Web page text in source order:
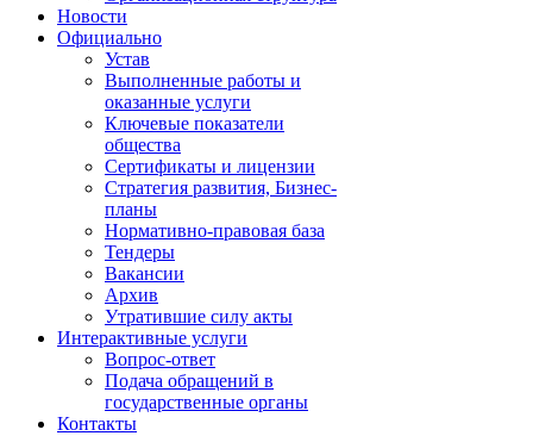
Новости
Официально
Устав
Выполненные работы и
оказанные услуги
Ключевые показатели
общества
Сертификаты и лицензии
Стратегия развития, Бизнес-
планы
Нормативно-правовая база
Тендеры
Вакансии
Архив
Утратившие силу акты
Интерактивные услуги
Вопрос-ответ
Подача обращений в
государственные органы
Контакты